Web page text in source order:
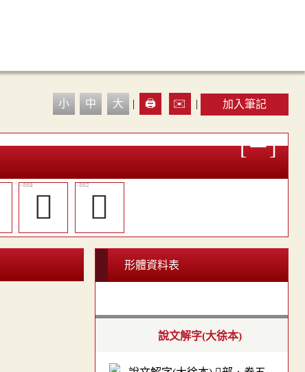
小 中 大 | 🖨️ ✉️ | 加入筆記
𪉲 𪉷
形體資料表
說文解字(大徐本)